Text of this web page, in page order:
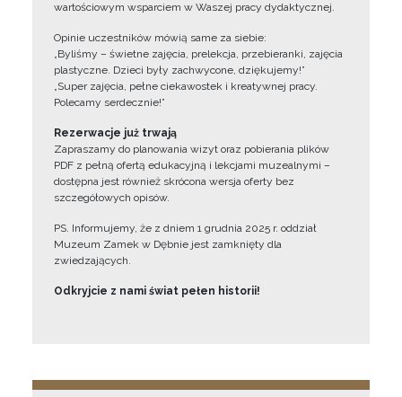
wartościowym wsparciem w Waszej pracy dydaktycznej.
Opinie uczestników mówią same za siebie:
„Byliśmy – świetne zajęcia, prelekcja, przebieranki, zajęcia
plastyczne. Dzieci były zachwycone, dziękujemy!”
„Super zajęcia, pełne ciekawostek i kreatywnej pracy.
Polecamy serdecznie!”
Rezerwacje już trwają
Zapraszamy do planowania wizyt oraz pobierania plików
PDF z pełną ofertą edukacyjną i lekcjami muzealnymi –
dostępna jest również skrócona wersja oferty bez
szczegółowych opisów.
PS. Informujemy, że z dniem 1 grudnia 2025 r. oddział
Muzeum Zamek w Dębnie jest zamknięty dla
zwiedzających.
Odkryjcie z nami świat pełen historii!